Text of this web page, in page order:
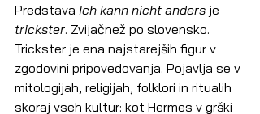
Predstava Ich kann nicht anders je
trickster. Zvijačnež po slovensko.
Trickster je ena najstarejših figur v
zgodovini pripovedovanja. Pojavlja se v
mitologijah, religijah, folklori in ritualih
skoraj vseh kultur: kot Hermes v grški